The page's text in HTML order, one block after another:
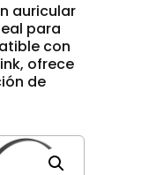
auricular
para
con
ofrece
de